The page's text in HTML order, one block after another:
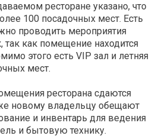
ресторане указано, что
100 посадочных мест. Есть
проводить мероприятия
как помещение находится
этого есть VIP зал и летняя
мест.
ресторана сдаются
новому владельцу обещают
и инвентарь для ведения
и бытовую технику.